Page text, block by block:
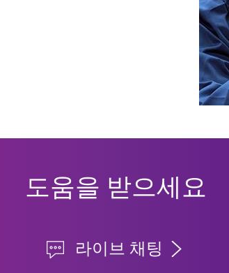
도움을 받으세요
라이브 채팅